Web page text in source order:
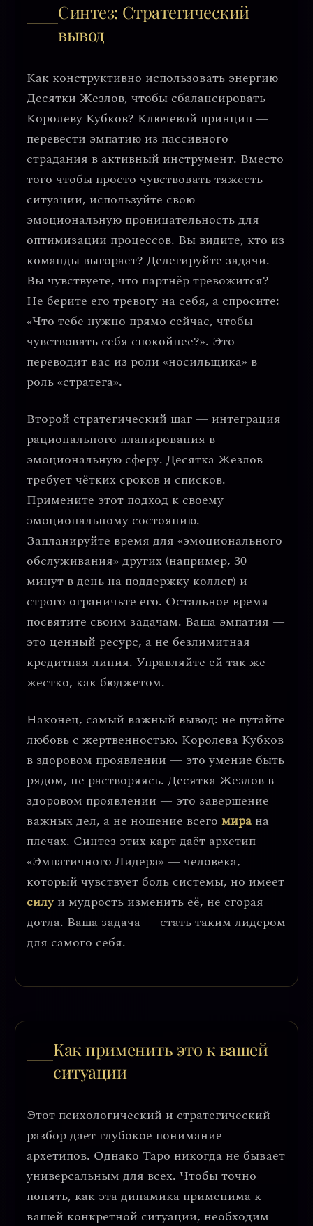
Синтез: Стратегический
вывод
Как конструктивно использовать энергию
Десятки Жезлов, чтобы сбалансировать
Королеву Кубков? Ключевой принцип —
перевести эмпатию из пассивного
страдания в активный инструмент. Вместо
того чтобы просто чувствовать тяжесть
ситуации, используйте свою
эмоциональную проницательность для
оптимизации процессов. Вы видите, кто из
команды выгорает? Делегируйте задачи.
Вы чувствуете, что партнёр тревожится?
Не берите его тревогу на себя, а спросите:
«Что тебе нужно прямо сейчас, чтобы
чувствовать себя спокойнее?». Это
переводит вас из роли «носильщика» в
роль «стратега».
Второй стратегический шаг — интеграция
рационального планирования в
эмоциональную сферу. Десятка Жезлов
требует чётких сроков и списков.
Примените этот подход к своему
эмоциональному состоянию.
Запланируйте время для «эмоционального
обслуживания» других (например, 30
минут в день на поддержку коллег) и
строго ограничьте его. Остальное время
посвятите своим задачам. Ваша эмпатия —
это ценный ресурс, а не безлимитная
кредитная линия. Управляйте ей так же
жестко, как бюджетом.
Наконец, самый важный вывод: не путайте
любовь с жертвенностью. Королева Кубков
в здоровом проявлении — это умение быть
рядом, не растворяясь. Десятка Жезлов в
здоровом проявлении — это завершение
важных дел, а не ношение всего мирана
плечах. Синтез этих карт даёт архетип
«Эмпатичного Лидера» — человека,
который чувствует боль системы, но имеет
силуи мудрость изменить её, не сгорая
дотла. Ваша задача — стать таким лидером
для самого себя.
Как применить это к вашей
ситуации
Этот психологический и стратегический
разбор дает глубокое понимание
архетипов. Однако Таро никогда не бывает
универсальным для всех. Чтобы точно
понять, как эта динамика применима к
вашей конкретной ситуации, необходим